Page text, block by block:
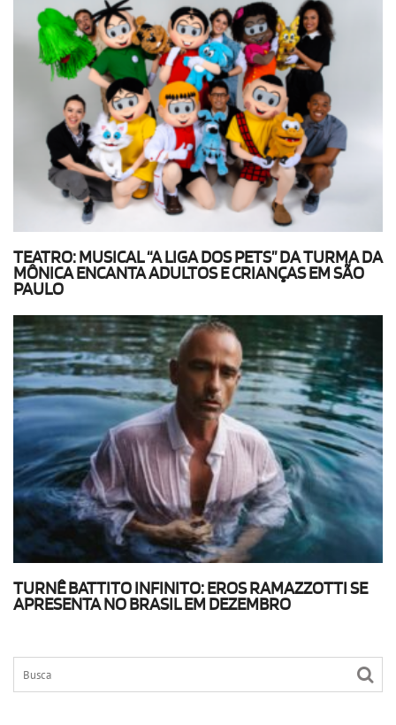
TEATRO: MUSICAL “A LIGA DOS PETS” DA TURMA DA
MÔNICA ENCANTA ADULTOS E CRIANÇAS EM SÃO
PAULO
TURNÊ BATTITO INFINITO: EROS RAMAZZOTTI SE
APRESENTA NO BRASIL EM DEZEMBRO